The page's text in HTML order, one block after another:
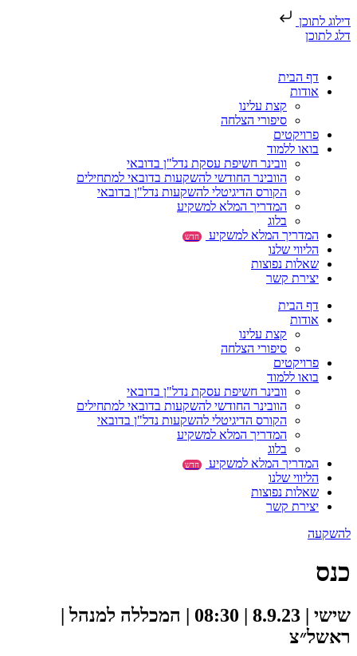
דילוג לתוכן
דלג לתוכן
דף הבית
אודות
קצת עלינו
סיפורי הצלחה
פרויקטים
בואו ללמוד
וובינר חשיפת עסקת נדל"ן בדובאי
הוובינר החודשי להשקעות בדובאי למתחילים
הקורס הדיגיטלי להשקעות נדל"ן בדובאי
המדריך המלא למשקיע
בלוג
המדריך המלא למשקיע
חדש
הליווי שלנו
שאלות נפוצות
יצירת קשר
דף הבית
אודות
קצת עלינו
סיפורי הצלחה
פרויקטים
בואו ללמוד
וובינר חשיפת עסקת נדל"ן בדובאי
הוובינר החודשי להשקעות בדובאי למתחילים
הקורס הדיגיטלי להשקעות נדל"ן בדובאי
המדריך המלא למשקיע
בלוג
המדריך המלא למשקיע
חדש
הליווי שלנו
שאלות נפוצות
יצירת קשר
להשקעה
כנס
שישי | 8.9.23 | 08:30 | המכללה למנהל |
ראשל״צ